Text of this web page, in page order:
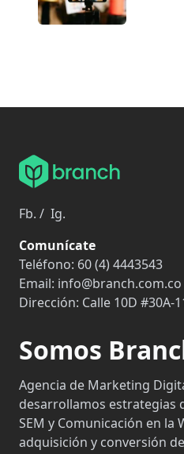
Fb. / Ig.
Comunícate
Teléfono: 60 (4) 4443543
Email: info@branch.com.co
Dirección: Calle 10D #30A-
Somos
Agencia de Marketing
desarrollamos estrategias
SEM y Comunicación en la
adquisición y conversión